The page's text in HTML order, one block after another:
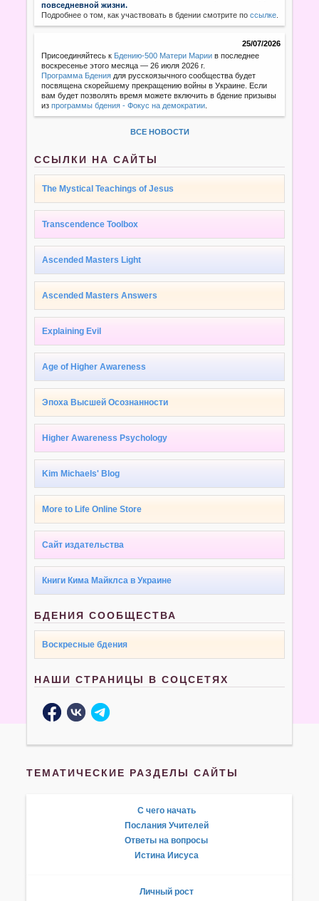
повседневной жизни.
Подробнее о том, как участвовать в бдении смотрите поссылке
25/07/2026
Присоединяйтесь к Бдению-500 Матери Марии в последнее
воскресенье этого месяца — 26 июля 2026 г.
Программа Бдения для русскоязычного сообщества будет
посвящена скорейшему прекращению войны в Украине. Если
вам будет позволять время можете включить в бдение призывы
изпрограммы бдения - Фокус на демократии
ВСЕ НОВОСТИ
ССЫЛКИ НА САЙТЫ
The Mystical Teachings of Jesus
Transcendence Toolbox
Ascended Masters Light
Ascended Masters Answers
Explaining Evil
Age of Higher Awareness
Эпоха Высшей Осознанности
Higher Awareness Psychology
Kim Michaels' Blog
More to Life Online Store
Сайт издательства
Книги Кима Майклса в Украине
БДЕНИЯ СООБЩЕСТВА
Воскресные бдения
НАШИ СТРАНИЦЫ В СОЦСЕТЯХ
ТЕМАТИЧЕСКИЕ РАЗДЕЛЫ САЙТЫ
С чего начать
Послания Учителей
Ответы на вопросы
Истина Иисуса
Личный рост